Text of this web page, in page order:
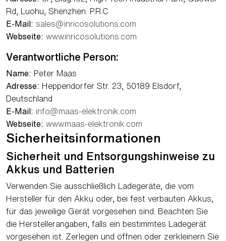
Rd, Luohu, Shenzhen. P.R.C
E-Mail: sales@inricosolutions.com
Webseite: www.inricosolutions.com
Verantwortliche Person:
Name: Peter Maas
Adresse: Heppendorfer Str. 23, 50189 Elsdorf,
Deutschland
E-Mail: info@maas-elektronik.com
Webseite: www.maas-elektronik.com
Sicherheitsinformationen
Sicherheit und Entsorgungshinweise zu
Akkus und Batterien
Verwenden Sie ausschließlich Ladegeräte, die vom
Hersteller für den Akku oder, bei fest verbauten Akkus,
für das jeweilige Gerät vorgesehen sind. Beachten Sie
die Herstellerangaben, falls ein bestimmtes Ladegerät
vorgesehen ist. Zerlegen und öffnen oder zerkleinern Sie